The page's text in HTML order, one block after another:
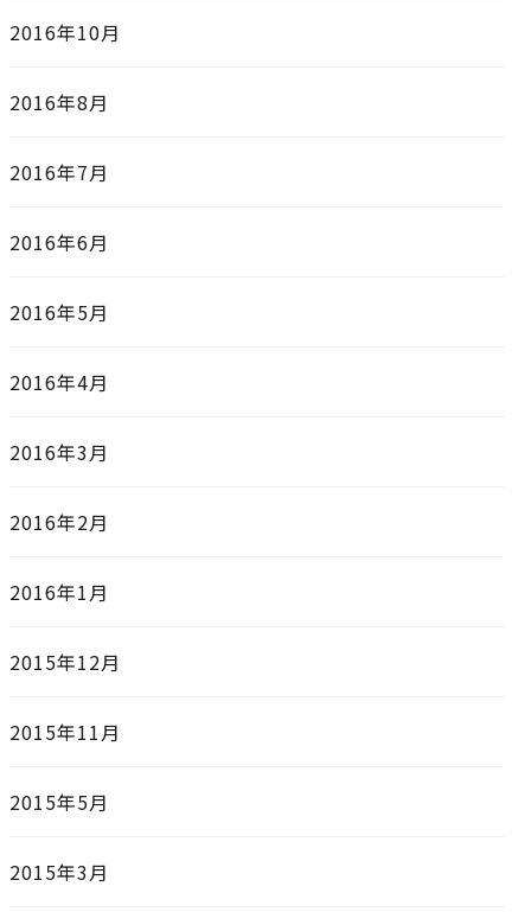
2016年10月
2016年8月
2016年7月
2016年6月
2016年5月
2016年4月
2016年3月
2016年2月
2016年1月
2015年12月
2015年11月
2015年5月
2015年3月